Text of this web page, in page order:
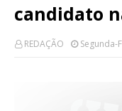
candidato
REDAÇÃO Segunda-